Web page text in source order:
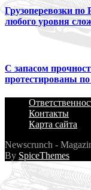
Грузоперевозки по
любого уровня
С запасом
протестированы
Контакты
Карта сайта
Newscrunch -
By SpiceThemes